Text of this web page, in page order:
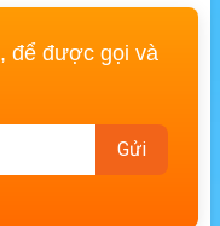
, để được gọi và